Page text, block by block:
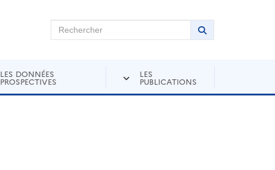
Rechercher sur Andra Inventaire Rechercher
Lancer la
LES DONNÉES
PROSPECTIVES
LES
PUBLICATIONS